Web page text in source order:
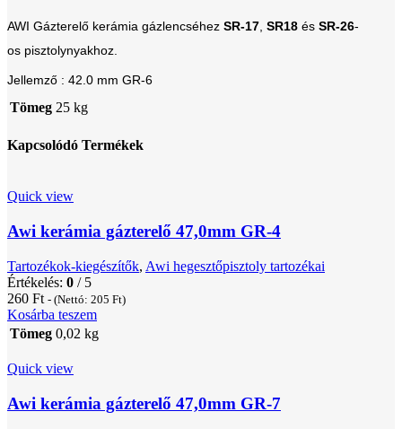
AWI Gázterelő kerámia gázlencséhez SR-17 SR18 és SR-26-
os pisztolynyakhoz.
Jellemző : 42.0 mm GR-6
Tömeg 25 kg
Kapcsolódó Termékek
Quick view
Awi kerámia gázterelő 47,0mm GR-4
Tartozékok-kiegészítők, Awi hegesztőpisztoly tartozékai
Értékelés: 0 / 5
260 Ft - (Nettó: 205 Ft)
Kosárba teszem
Tömeg 0,02 kg
Quick view
Awi kerámia gázterelő 47,0mm GR-7